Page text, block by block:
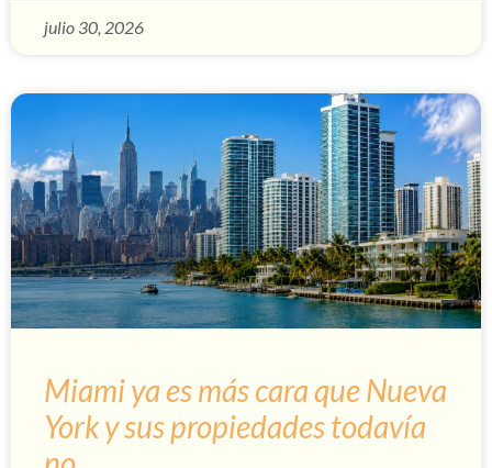
julio 30, 2026
Miami ya es más cara que Nueva
York y sus propiedades todavía